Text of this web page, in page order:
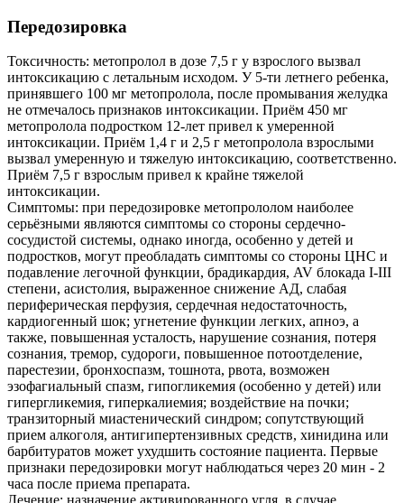
Передозировка
Токсичность: метопролол в дозе 7,5 г у взрослого вызвал
интоксикацию с летальным исходом. У 5-ти летнего ребенка,
принявшего 100 мг метопролола, после промывания желудка
не отмечалось признаков интоксикации. Приём 450 мг
метопролола подростком 12-лет привел к умеренной
интоксикации. Приём 1,4 г и 2,5 г метопролола взрослыми
вызвал умеренную и тяжелую интоксикацию, соответственно.
Приём 7,5 г взрослым привел к крайне тяжелой
интоксикации.
Симптомы: при передозировке метопрололом наиболее
серьёзными являются симптомы со стороны сердечно-
сосудистой системы, однако иногда, особенно у детей и
подростков, могут преобладать симптомы со стороны ЦНС и
подавление легочной функции, брадикардия, AV блокада I-III
степени, асистолия, выраженное снижение АД, слабая
периферическая перфузия, сердечная недостаточность,
кардиогенный шок; угнетение функции легких, апноэ, а
также, повышенная усталость, нарушение сознания, потеря
сознания, тремор, судороги, повышенное потоотделение,
парестезии, бронхоспазм, тошнота, рвота, возможен
эзофагиальный спазм, гипогликемия (особенно у детей) или
гипергликемия, гиперкалиемия; воздействие на почки;
транзиторный миастенический синдром; сопутствующий
прием алкоголя, антигипертензивных средств, хинидина или
барбитуратов может ухудшить состояние пациента. Первые
признаки передозировки могут наблюдаться через 20 мин - 2
часа после приема препарата.